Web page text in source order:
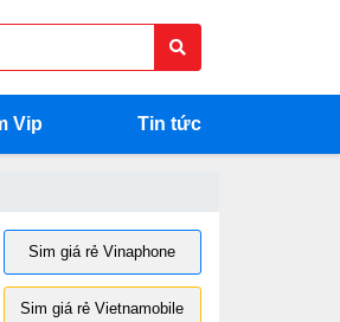
Vip Tin tức
Sim giá rẻ Vinaphone
Sim giá rẻ Vietnamobile